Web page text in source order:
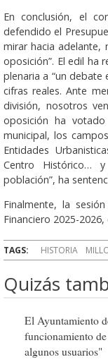
En conclusión, el
defendido el
mirar hacia adelante,
oposición”. El edil ha
plenaria a “un
cifras reales. Ante
división, nosotros
oposición ha
municipal, los
Entidades
Centro Histórico…
población”, ha
Finalmente, la
Financiero 2025-
TAGS: HISTORIA
Quizás
El Ayuntamiento
funcionamiento
algunos usuarios"